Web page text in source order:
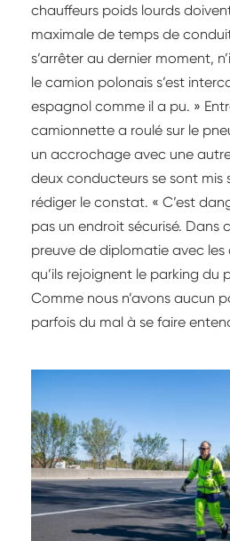
chauffeurs poids lourds
maximale de temps de
s’arrêter au dernier moment,
le camion polonais s’est
espagnol comme il a pu. »
camionnette a roulé sur le
un accrochage avec une
deux conducteurs se sont mis
rédiger le constat. « C’est
pas un endroit sécurisé. Dans
preuve de diplomatie avec
qu’ils rejoignent le parking du
Comme nous n’avons aucun
parfois du mal à se faire